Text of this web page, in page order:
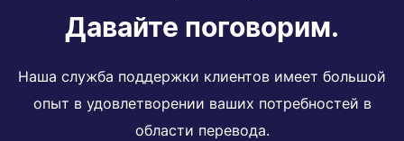
Давайте поговорим.
Наша служба поддержки клиентов имеет большой
опыт в удовлетворении ваших потребностей в
области перевода.